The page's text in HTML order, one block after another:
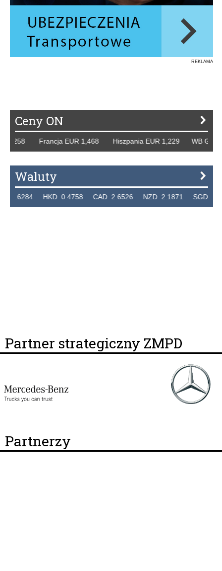
REKLAMA
Ceny ON
Francja EUR 1,468 Hiszpania EUR 1,229 WB GBP
Waluty
HKD 0.4758 CAD 2.6526 NZD 2.1871 SGD
Partner strategiczny ZMPD
Partnerzy